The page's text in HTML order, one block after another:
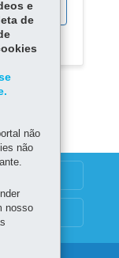
e
de
não
não
nosso